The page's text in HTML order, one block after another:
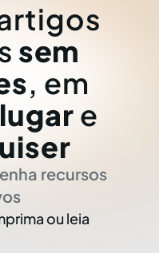
sem
, em
e
recursos
ou leia